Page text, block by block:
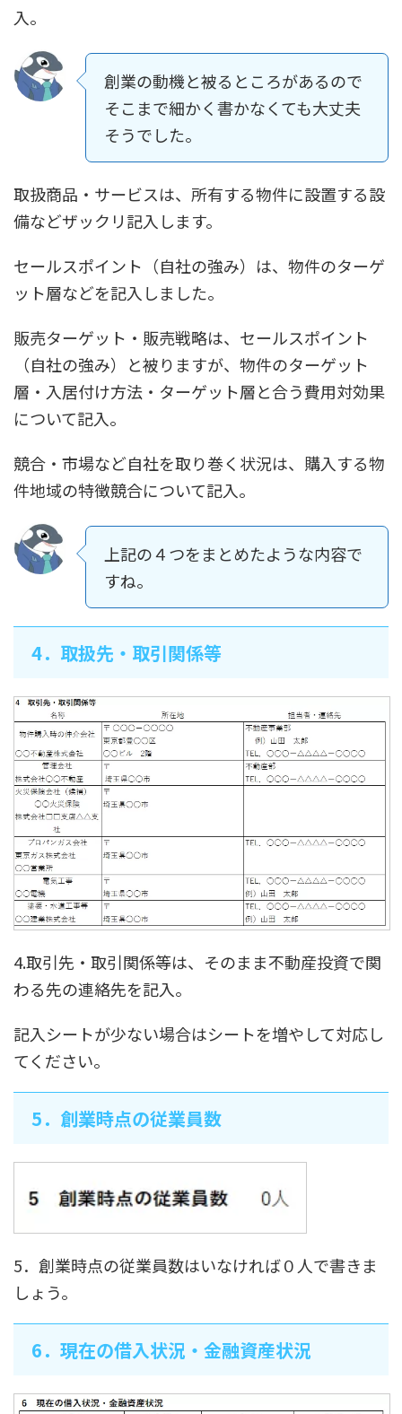
入。
創業の動機と被るところがあるので
そこまで細かく書かなくても大丈夫
そうでした。
取扱商品・サービスは、所有する物件に設置する設
備などザックリ記入します。
セールスポイント（自社の強み）は、物件のターゲ
ット層などを記入しました。
販売ターゲット・販売戦略は、セールスポイント
（自社の強み）と被りますが、物件のターゲット
層・入居付け方法・ターゲット層と合う費用対効果
について記入。
競合・市場など自社を取り巻く状況は、購入する物
件地域の特徴競合について記入。
上記の４つをまとめたような内容で
すね。
4．取扱先・取引関係等
4.取引先・取引関係等は、そのまま不動産投資で関
わる先の連絡先を記入。
記入シートが少ない場合はシートを増やして対応し
てください。
5．創業時点の従業員数
5．創業時点の従業員数はいなければ０人で書きま
しょう。
6．現在の借入状況・金融資産状況